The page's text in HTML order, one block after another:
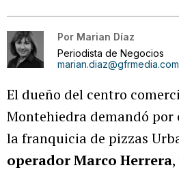
Por Marian Díaz
Periodista de Negocios
marian.diaz@gfrmedia.com
El dueño del centro
Montehiedra demandó por
la franquicia de pizzas
operador Marco Herrera